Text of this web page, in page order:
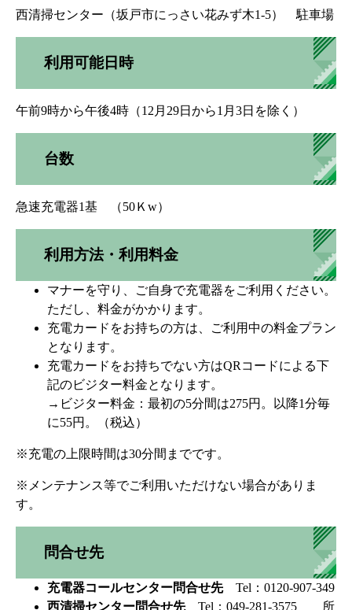
西清掃センター（坂戸市にっさい花みず木1-5） 駐車場
利用可能日時
午前9時から午後4時（12月29日から1月3日を除く）
台数
急速充電器1基 （50Ｋw）
利用方法・利用料金
マナーを守り、ご自身で充電器をご利用ください。
ただし、料金がかかります。
充電カードをお持ちの方は、ご利用中の料金プラン
となります。
充電カードをお持ちでない方はQRコードによる下
記のビジター料金となります。
→ビジター料金：最初の5分間は275円。以降1分毎
に55円。（税込）
※充電の上限時間は30分間までです。
※メンテナンス等でご利用いただけない場合がありま
す。
問合せ先
充電器コールセンター問合せ先 Tel：0120-907-349
西清掃センター問合せ先 Tel：049-281-3575 所